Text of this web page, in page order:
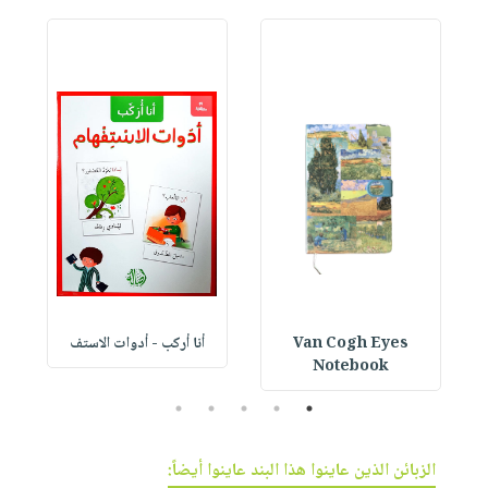
Van Cogh Eyes
Notebook
أنا أركب - أدوات الاستف
1
2
3
4
5
الزبائن الذين عاينوا هذا البند عاينوا أيضاً: